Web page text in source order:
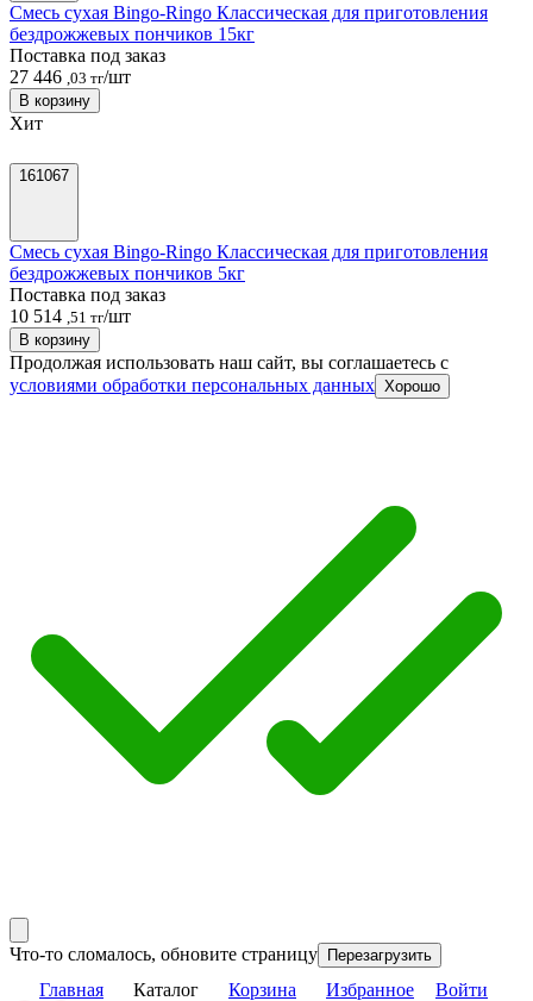
Смесь сухая Bingo-Ringo Классическая для приготовления
бездрожжевых пончиков 15кг
Поставка под заказ
27 446 ,03 тг/шт
В корзину
Хит
161067
Смесь сухая Bingo-Ringo Классическая для приготовления
бездрожжевых пончиков 5кг
Поставка под заказ
10 514 ,51 тг/шт
В корзину
Продолжая использовать наш сайт, вы соглашаетесь c
условиями обработки персональных данных Хорошо
Что-то сломалось, обновите страницу Перезагрузить
Главная Каталог Корзина Избранное Войти